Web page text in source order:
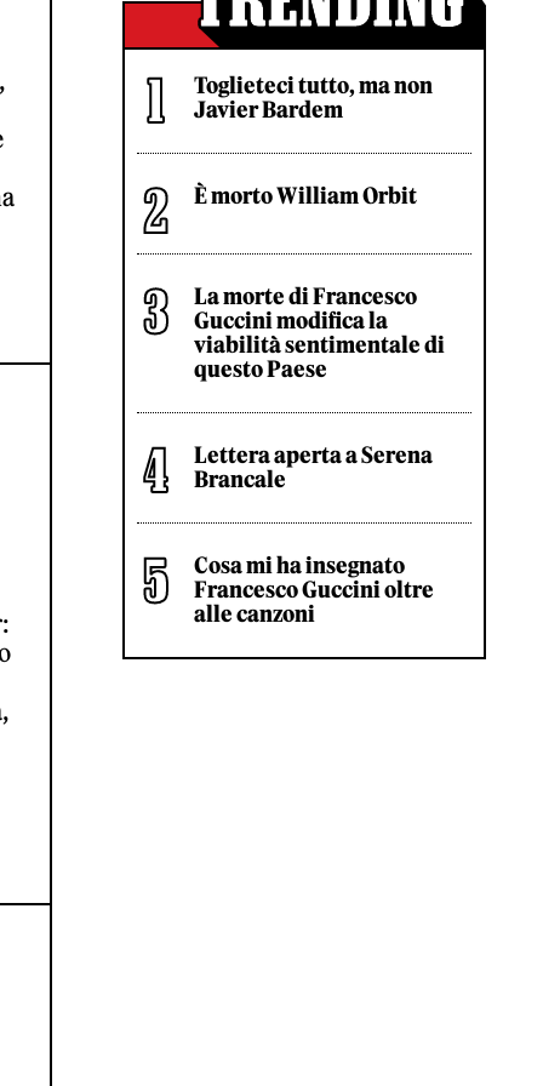
Toglieteci tutto, ma non
Javier Bardem
È morto William Orbit
La morte di Francesco
Guccini modifica la
viabilità sentimentale di
questo Paese
Lettera aperta a Serena
Brancale
Cosa mi ha insegnato
Francesco Guccini oltre
alle canzoni